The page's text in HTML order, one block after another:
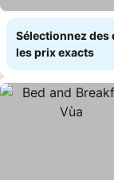
Sélectionnez des
les prix exacts